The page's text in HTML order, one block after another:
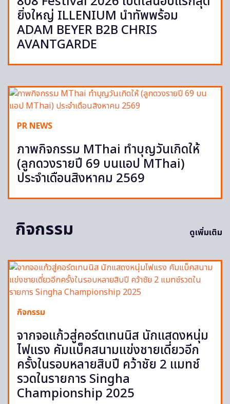
ยิ่งใหญ่ ILLENIUM นำทัพพร้อม
ADAM BEYER B2B CHRIS
AVANTGARDE
PR NEWS
ภาพกิจกรรม MThai ทำบุญวันเกิดให้
(ลูกดวงรายปี 69 บนแอป MThai)
ประจำเดือนสิงหาคม 2569
กิจกรรม ดูเพิ่มเติม
กิจกรรม
จากจอแก้วสู่คอร์ตเทนนิส นักแสดงหนุ่ม
ไฟแรง คัมแบ็คสนามแข่งชายเดี่ยวอีก
ครั้งในรอบหลายสิบปี คว้าชัย 2 แมทช์
รวดในรายการ Singha
Championship 2025